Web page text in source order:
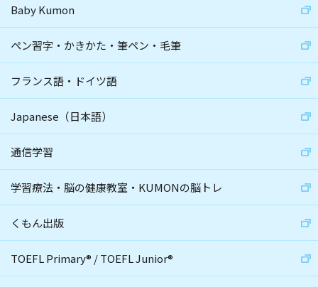
Baby Kumon
ペン習字・かきかた・筆ペン・毛筆
フランス語・ドイツ語
Japanese（日本語）
通信学習
学習療法・脳の健康教室・KUMONの脳トレ
くもん出版
TOEFL Primary® /TOEFL Junior®